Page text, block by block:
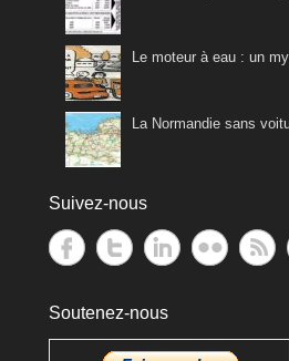
Le moteur à eau : un
La Normandie sans
Suivez-nous
Soutenez-nous